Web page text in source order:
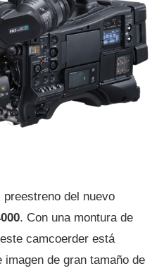
del nuevo
. Con una montura de
camcoerder está
de gran tamaño de